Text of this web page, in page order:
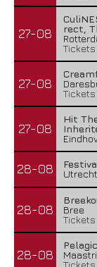
27-08
rect,
Tickets
27-08
Tickets
27-08
Hit
28-08
Utrecht
28-08
Bree
Tickets
28-08
Tickets